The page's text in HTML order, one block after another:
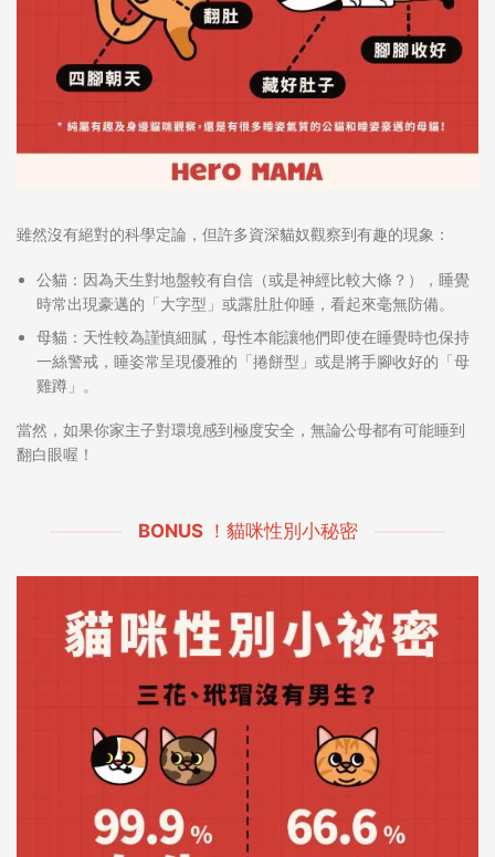
雖然沒有絕對的科學定論，但許多資深貓奴觀察到有趣的現象：
公貓： 因為天生對地盤較有自信（或是神經比較大條？），睡覺
時常出現豪邁的「大字型」或露肚肚仰睡，看起來毫無防備。
母貓： 天性較為謹慎細膩，母性本能讓牠們即使在睡覺時也保持
一絲警戒，睡姿常呈現優雅的「捲餅型」或是將手腳收好的「母
雞蹲」。
當然，如果你家主子對環境感到極度安全，無論公母都有可能睡到
翻白眼喔！
BONUS ！貓咪性別小秘密